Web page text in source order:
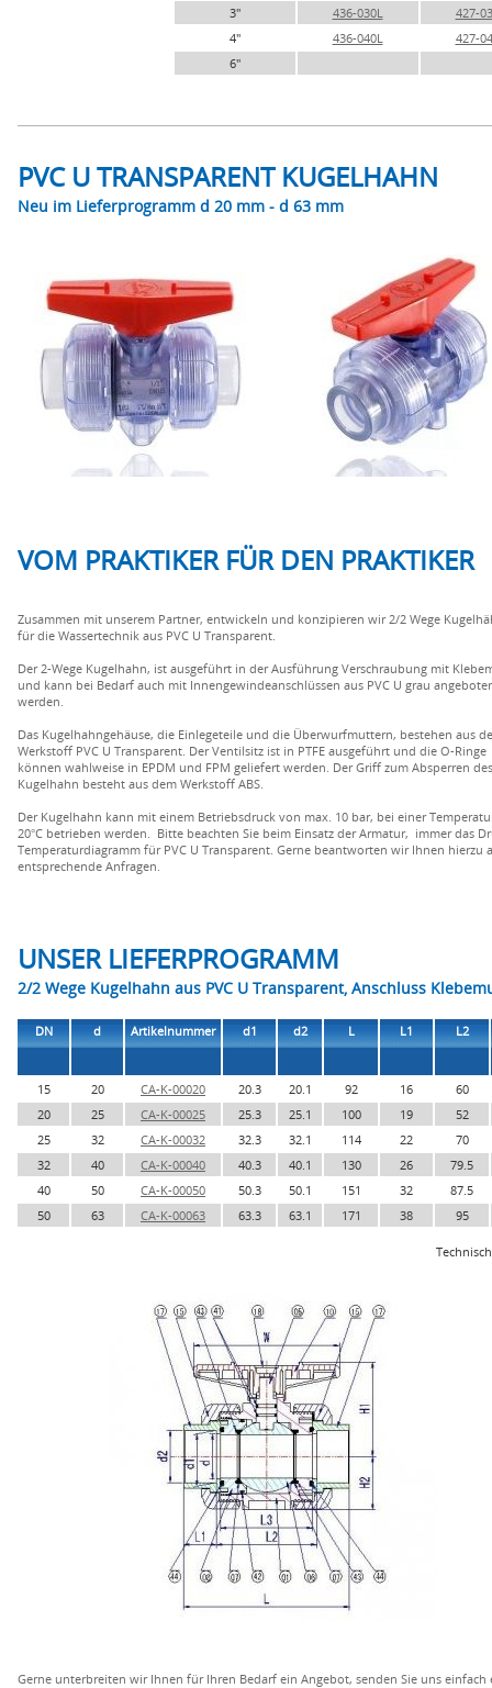
3" 436-030L
427-
4"
436-040L
427-
6"
PVC U TRANSPARENT KUGELHAHN
Neu im Lieferprogramm d 20 mm - d 63 mm
VOM PRAKTIKER FÜR DEN PRAKTIKER
Zusammen mit unserem Partner, entwickeln und konzipieren wir 2/2 Wege
für die Wassertechnik aus PVC U Transparent.
Der 2-Wege Kugelhahn, ist ausgeführt in der Ausführung Verschraubung mit
und kann bei Bedarf auch mit Innengewindeanschlüssen aus PVC U grau
werden.
Das Kugelhahngehäuse, die Einlegeteile und die Überwurfmuttern, bestehen aus
Werkstoff PVC U Transparent. Der Ventilsitz ist in PTFE ausgeführt und die O-Ringe
können wahlweise in EPDM und FPM geliefert werden. Der Griff zum Absperren des
Kugelhahn besteht aus dem Werkstoff ABS.
Der Kugelhahn kann mit einem Betriebsdruck von max. 10 bar, bei einer
20°C betrieben werden. Bitte beachten Sie beim Einsatz der Armatur, immer das
Temperaturdiagramm für PVC U Transparent. Gerne beantworten wir Ihnen hierzu
entsprechende Anfragen.
UNSER LIEFERPROGRAMM
2/2 Wege Kugelhahn aus PVC U Transparent, Anschluss
DN d Artikelnummer d1 d2 L L1 L2
15 20 CA-K-00020 20.3 20.1 92 16
60
20
25 CA-K-00025 25.3 25.1 100 19
52
25
32 CA-K-00032 32.3 32.1 114 22
70
32
40 CA-K-00040 40.3 40.1 130 26
79.5
40
50 CA-K-00050 50.3 50.1 151 32
87.5
50
63 CA-K-00063 63.3 63.1 171 38 95
Gerne unterbreiten wir Ihnen für Ihren Bedarf ein Angebot, senden Sie uns einfach